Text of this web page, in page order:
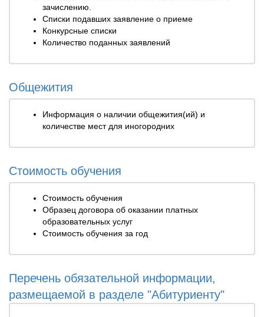
зачислению.
Списки подавших заявление о приеме
Конкурсные списки
Количество поданных заявлений
Общежития
Информация о наличии общежития(ий) и
количестве мест для иногородних
Стоимость обучения
Стоимость обучения
Образец договора об оказании платных
образовательных услуг
Стоимость обучения за год
Перечень обязательной информации,
размещаемой в разделе "Абитуриенту"